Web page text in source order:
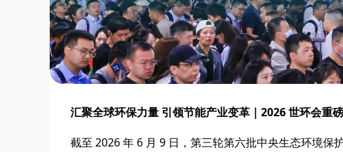
汇聚全球环保力量 引领节能产业变革｜2026 世环会重
截至 2026 年 6 月 9 日，第三轮第六批中央生态环境